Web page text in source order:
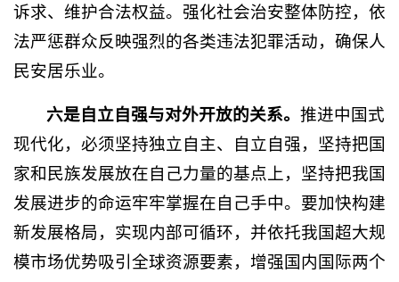
诉求、维护合法权益。强化社会治安整体防控，依
法严惩群众反映强烈的各类违法犯罪活动，确保人
民安居乐业。
六是自立自强与对外开放的关系。推进中国式
现代化，必须坚持独立自主、自立自强，坚持把国
家和民族发展放在自己力量的基点上，坚持把我国
发展进步的命运牢牢掌握在自己手中。要加快构建
新发展格局，实现内部可循环，并依托我国超大规
模市场优势吸引全球资源要素，增强国内国际两个